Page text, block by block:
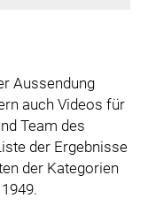
Aussendung
auch Videos für
Team des
der Ergebnisse
der Kategorien